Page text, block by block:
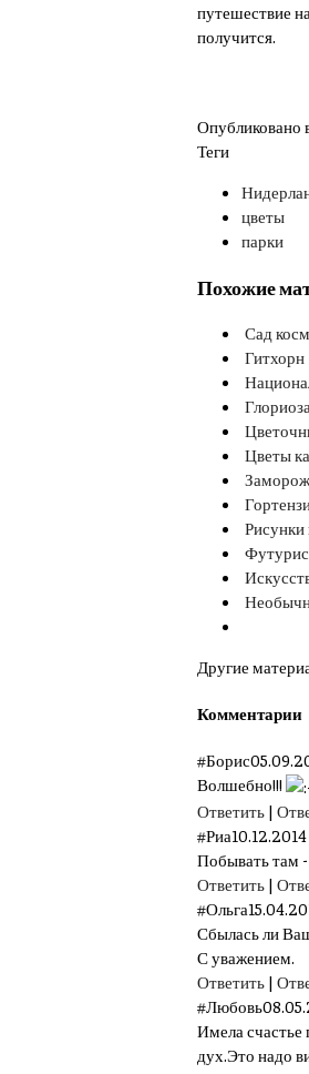
путешествие
получится.
Опубликовано
Теги
цветы
парки
Похожие
Сад
Гитхорн
Цветы
Рисунки
Другие
Комментарии
#Борис
Волшебно!!!
Ответить |
#Риа
Побывать там
Ответить |
#Ольга
Сбылась ли
С уважением.
Ответить |
#Любовь
Имела счастье
дух.Это надо